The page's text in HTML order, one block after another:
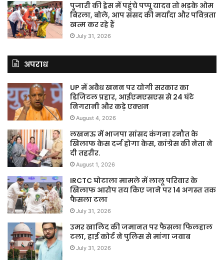
पुजारी की ड्रेस में पहुंचे पप्पू यादव तो भड़के ओम
बिरला, बोले, आप संसद की मर्यादा और पवित्रता
खत्म कर रहे हैं
July 31, 2026
अपराध
UP में अवैध खनन पर योगी सरकार का
डिजिटल प्रहार, आईएमएसएस से 24 घंटे
निगरानी और कड़े एक्शन
August 4, 2026
लखनऊ में भाजपा सांसद कंगना रनौत के
खिलाफ केस दर्ज होगा केस, कांग्रेस की नेता ने
दी तहरीर.
August 1, 2026
IRCTC घोटाला मामले में लालू परिवार के
खिलाफ आरोप तय किए जाने पर 14 अगस्त तक
फैसला टला
July 31, 2026
उमर खालिद की जमानत पर फैसला फिलहाल
टला, हाई कोर्ट ने पुलिस से मांगा जवाब
July 31, 2026